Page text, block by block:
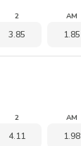
2
3.85
AM
1.85
2
4.11
AM
1.98